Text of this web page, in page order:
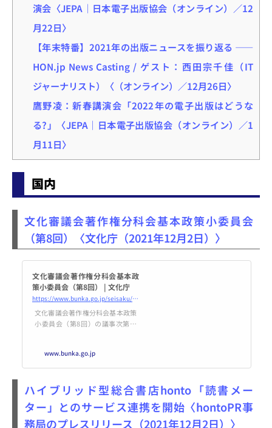
演会〈JEPA｜日本電子出版協会（オンライン）／12
月22日〉
【年末特番】2021年の出版ニュースを振り返る ――
HON.jp News Casting / ゲスト：西田宗千佳（IT
ジャーナリスト）〈（オンライン）／12月26日〉
鷹野凌：新春講演会「2022年の電子出版はどうな
る?」〈JEPA｜日本電子出版協会（オンライン）／1
月11日〉
国内
文化審議会著作権分科会基本政策小委員会
（第8回）〈文化庁（2021年12月2日）〉
文化審議会著作権分科会基本政
策小委員会（第8回） | 文化庁
https://www.bunka.go.jp/seisaku/bunkashingikai/chosakuken/kihonseisaku/r03_08/
文化審議会著作権分科会基本政策
小委員会（第8回）の議事次第・
www.bunka.go.jp
ハイブリッド型総合書店honto「読書メー
ター」とのサービス連携を開始〈hontoPR事
務局のプレスリリース（2021年12月2日）〉